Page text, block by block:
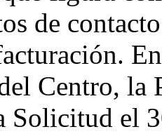
de
Centro, la
Solicitud el